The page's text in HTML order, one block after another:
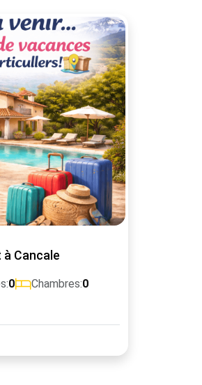
Cancale
0 Chambres:0